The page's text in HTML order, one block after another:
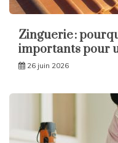
Zinguerie :
importants pour
26 juin 2026